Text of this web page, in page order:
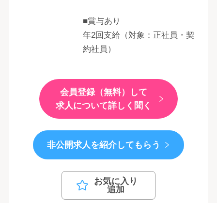
■賞与あり
年2回支給（対象：正社員・契
約社員）
会員登録（無料）して
求人について詳しく聞く
非公開求人を紹介してもらう
お気に入り
追加